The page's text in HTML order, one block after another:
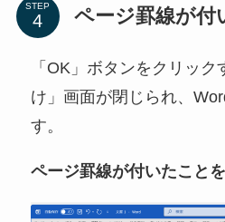
STEP ページ罫線が付
「OK」ボタンをクリッ
け」画面が閉じられ、
す。
ページ罫線が付いたこと